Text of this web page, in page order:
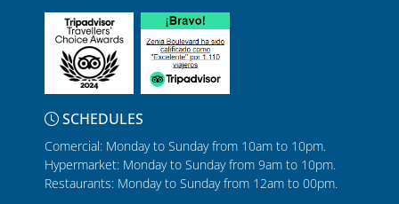
SCHEDULES
Comercial: Monday to Sunday from 10am to 10pm.
Hypermarket: Monday to Sunday from 9am to 10pm.
Restaurants: Monday to Sunday from 12am to 00pm.